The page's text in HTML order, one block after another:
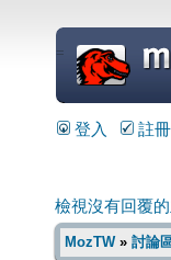
=
登入 註冊
檢視沒有回覆
MozTW» 討論